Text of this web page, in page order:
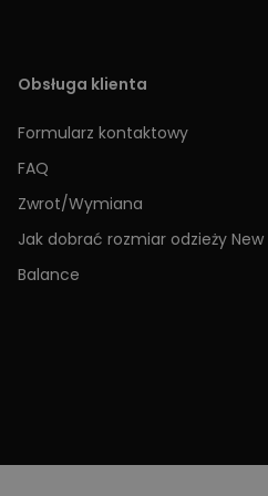
Obsługa klienta
Formularz kontaktowy
FAQ
Zwrot/Wymiana
Jak dobrać rozmiar odzieży New
Balance